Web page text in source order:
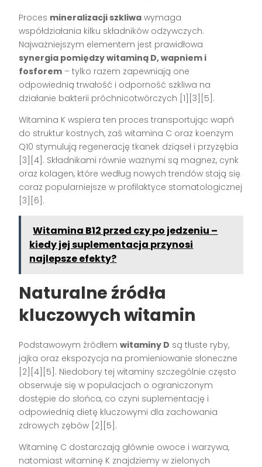
Proces mineralizacji szkliwa wymaga
współdziałania kilku składników odżywczych.
Najważniejszym elementem jest prawidłowa
synergia pomiędzy witaminą D, wapniem i
fosforem – tylko razem zapewniają one
odpowiednią trwałość i odporność szkliwa na
działanie bakterii próchnicotwórczych [1][3][5] .
Witamina K wspiera ten proces transportując wapń
do struktur kostnych, zaś witamina C oraz koenzym
Q10 stymulują regenerację tkanek dziąseł i przyzębia
[3][4] . Składnikami równie ważnymi są magnez, cynk
oraz kolagen, które według nowych trendów stają się
coraz popularniejsze w profilaktyce stomatologicznej
[3][6] .
Witamina B12 przed czy po jedzeniu –
kiedy jej suplementacja przynosi
najlepsze efekty?
Naturalne źródła
kluczowych witamin
Podstawowym źródłemwitaminy D są tłuste ryby,
jajka oraz ekspozycja na promieniowanie słoneczne
[2][4][5] . Niedobory tej witaminy szczególnie często
obserwuje się w populacjach o ograniczonym
dostępie do słońca, co czyni suplementację i
odpowiednią dietę kluczowymi dla zachowania
zdrowych zębów [2][5] .
Witaminę C dostarczają głównie owoce i warzywa,
natomiast witaminę K znajdziemy w zielonych